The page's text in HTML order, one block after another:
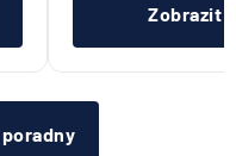
Zobrazit